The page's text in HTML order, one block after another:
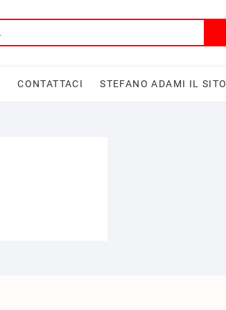
CONTATTACI STEFANO ADAMI IL SITO